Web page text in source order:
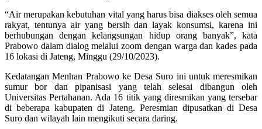
“Air merupakan kebutuhan vital yang harus bisa diakses oleh semua
rakyat, tentunya air yang bersih dan layak konsumsi, karena ini
berhubungan dengan kelangsungan hidup orang banyak”, kata
Prabowo dalam dialog melalui zoom dengan warga dan kades pada
16 lokasi di Jateng, Minggu (29/10/2023).
Kedatangan Menhan Prabowo ke Desa Suro ini untuk meresmikan
sumur bor dan pipanisasi yang telah selesai dibangun oleh
Universitas Pertahanan. Ada 16 titik yang diresmikan yang tersebar
di beberapa kabupaten di Jateng. Peresmian dipusatkan di Desa
Suro dan wilayah lain mengikuti secara daring.